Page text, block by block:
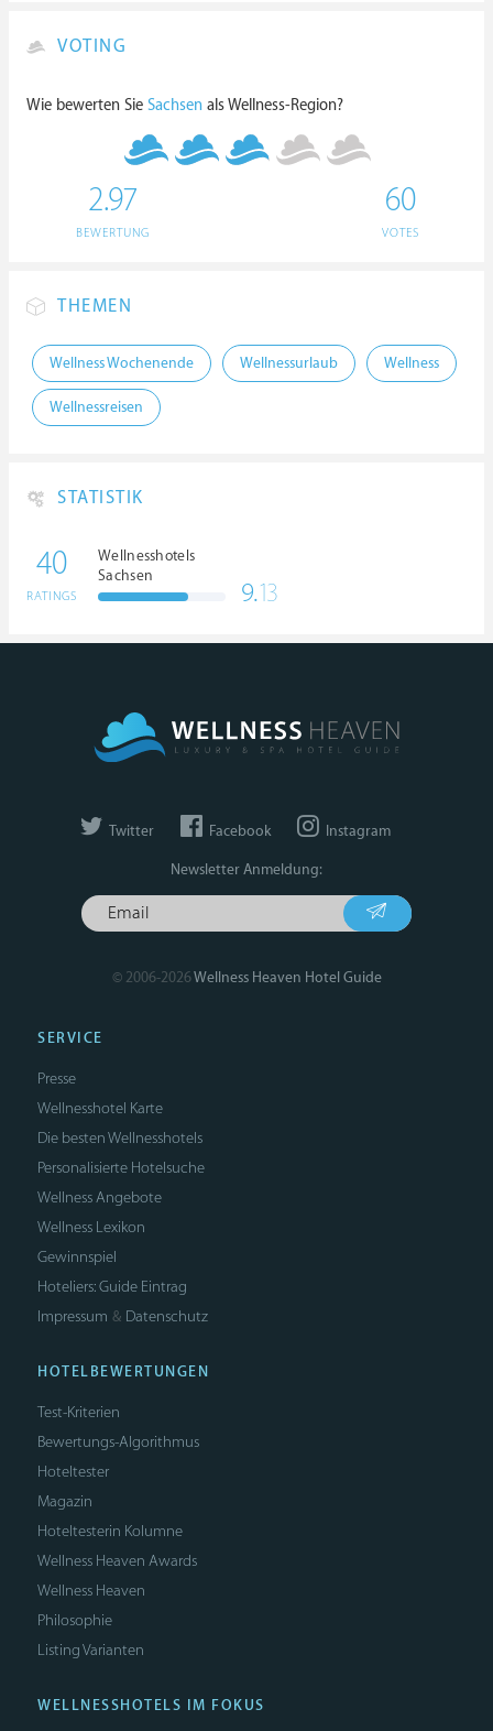
VOTING
Wie bewerten Sie Sachsen als Wellness-Region?
2.97
BEWERTUNG
60
VOTES
THEMEN
Wellness Wochenende Wellnessurlaub Wellness
Wellnessreisen
STATISTIK
40
RATINGS
Wellnesshotels
Sachsen
9.13
Twitter Facebook Instagram
Newsletter Anmeldung:
© 2006-2026Wellness Heaven Hotel Guide
SERVICE
Presse
Wellnesshotel Karte
Die besten Wellnesshotels
Personalisierte Hotelsuche
Wellness Angebote
Wellness Lexikon
Gewinnspiel
Hoteliers: Guide Eintrag
Impressum & Datenschutz
HOTELBEWERTUNGEN
Test-Kriterien
Bewertungs-Algorithmus
Hoteltester
Magazin
Hoteltesterin Kolumne
Wellness Heaven Awards
Wellness Heaven
Philosophie
Listing Varianten
WELLNESSHOTELS IM FOKUS